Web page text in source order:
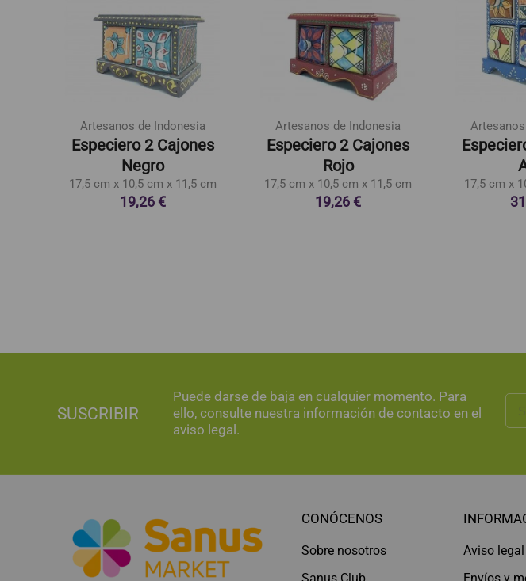
Artesanos de Indonesia
Especiero 2 Cajones
Negro
17,5 cm x 10,5 cm x 11,5 cm
19,26 €
Artesanos de Indonesia
Especiero 2 Cajones
Rojo
17,5 cm x 10,5 cm x 11,5 cm
19,26 €
17,5 cm x
SUSCRIBIR
Puede darse de baja en cualquier momento. Para
ello, consulte nuestra información de contacto en el
aviso legal.
CONÓCENOS
Sobre nosotros
Aviso legal